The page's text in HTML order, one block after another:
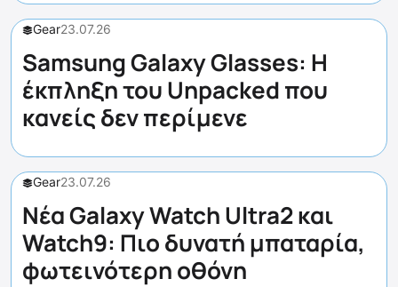
Gear23.07.26
Samsung Galaxy Glasses: Η
έκπληξη του Unpacked που
κανείς δεν περίμενε
Gear23.07.26
Νέα Galaxy Watch Ultra2 και
Watch9: Πιο δυνατή μπαταρία,
φωτεινότερη οθόνη